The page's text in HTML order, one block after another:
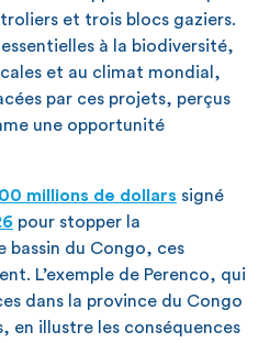
et trois blocs gaziers.
à la biodiversité,
et au climat mondial,
par ces projets, perçus
une opportunité
millions de dollars signé
pour stopper la
bassin du Congo, ces
L’exemple de Perenco, qui
dans la province du Congo
en illustre les conséquences